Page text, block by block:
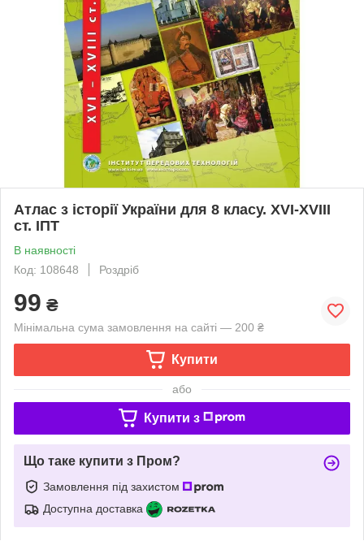
Атлас з історії України для 8 класу. XVI-XVIII
ст. ІПТ
В наявності
Код: 108648
Роздріб
99 ₴
Мінімальна сума замовлення на сайті — 200 ₴
Купити
або
Купити з
Що таке купити з Пром?
Замовлення під захистом
Доступна доставка